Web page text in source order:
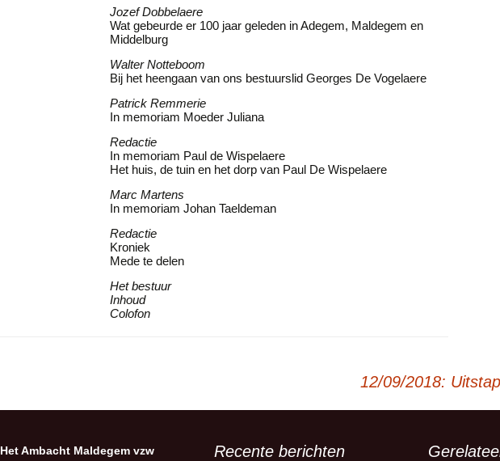
Jozef Dobbelaere
Wat gebeurde er 100 jaar geleden in Adegem, Maldegem en
Middelburg
Walter Notteboom
Bij het heengaan van ons bestuurslid Georges De Vogelaere
Patrick Remmerie
In memoriam Moeder Juliana
Redactie
In memoriam Paul de Wispelaere
Het huis, de tuin en het dorp van Paul De Wispelaere
Marc Martens
In memoriam Johan Taeldeman
Redactie
Kroniek
Mede te delen
Het bestuur
Inhoud
Colofon
12/09/2018:
Het Ambacht Maldegem vzw Recente berichten